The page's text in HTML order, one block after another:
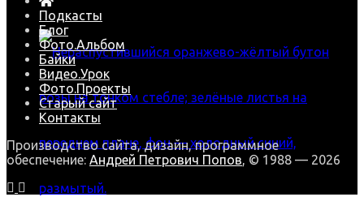
Подкасты
Блог
Фото.Альбом
Байки
Видео.Урок
Фото.Проекты
Старый сайт
Контакты
Производство сайта, дизайн, программное
обеспечение: Андрей Петрович Попов, © 1988 — 2026